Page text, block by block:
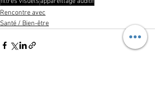
Rencontre avec
Santé / Bien-être